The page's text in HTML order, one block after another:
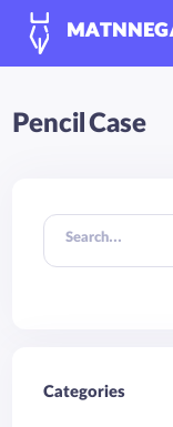
Pencil Case
Search...
Categories